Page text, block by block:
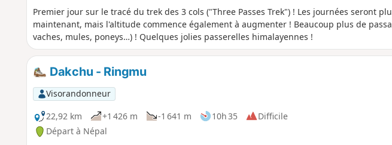
Premier jour sur le tracé du trek des 3 cols ("Three Passes Trek") ! Les journées seront
maintenant, mais l'altitude commence également à augmenter ! Beaucoup plus de
vaches, mules, poneys…) ! Quelques jolies passerelles himalayennes !
Dakchu - Ringmu
Visorandonneur
22,92 km
+1 426 m -1 641 m 10h 35
Difficile
Départ à Népal